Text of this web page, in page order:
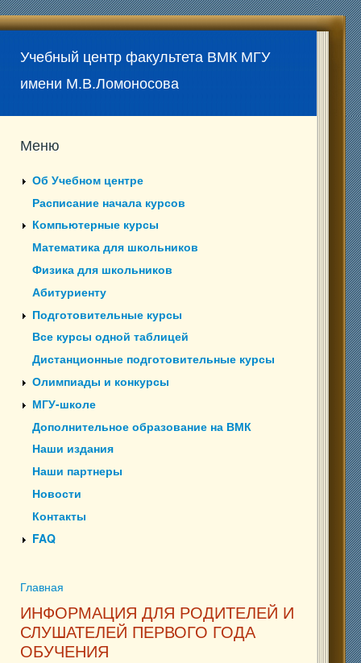
Учебный центр факультета ВМК МГУ
имени М.В.Ломоносова
Меню
Об Учебном центре
Расписание начала курсов
Компьютерные курсы
Математика для школьников
Физика для школьников
Абитуриенту
Подготовительные курсы
Все курсы одной таблицей
Дистанционные подготовительные курсы
Олимпиады и конкурсы
МГУ-школе
Дополнительное образование на ВМК
Наши издания
Наши партнеры
Новости
Контакты
FAQ
Вы здесь
Главная
ИНФОРМАЦИЯ ДЛЯ РОДИТЕЛЕЙ И
СЛУШАТЕЛЕЙ ПЕРВОГО ГОДА
ОБУЧЕНИЯ